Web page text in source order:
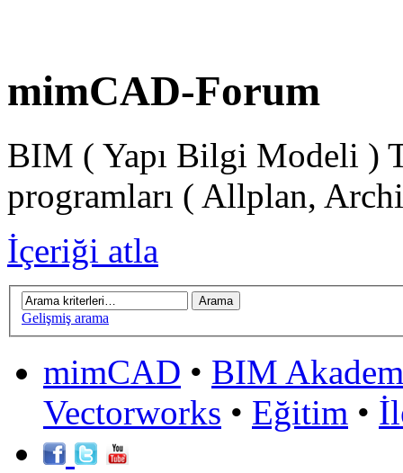
mimCAD-Forum
BIM ( Yapı Bilgi Modeli )
programları ( Allplan,
İçeriği atla
Gelişmiş arama
mimCAD • BIM
Vectorworks • Eğitim •